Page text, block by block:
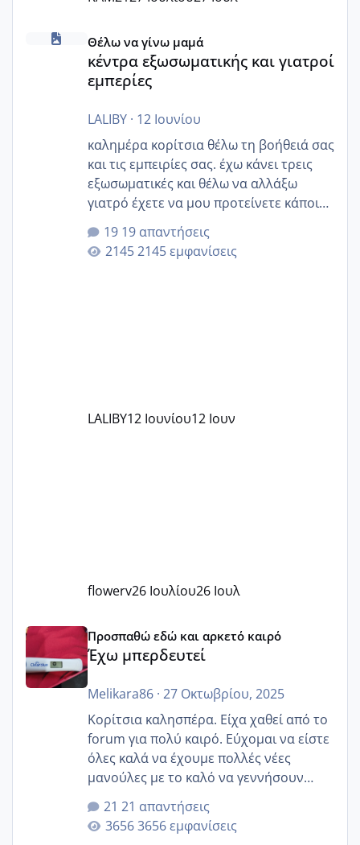
κέντρα εξωσωματικής και γιατροί εμπερίες
Θέλω να γίνω μαμά
κέντρα εξωσωματικής και γιατροί
εμπερίες
LALIBY· 12 Ιουνίου
καλημέρα κορίτσια θέλω τη βοήθειά σας
και τις εμπειρίες σας. έχω κάνει τρεις
εξωσωματικές και θέλω να αλλάξω
γιατρό έχετε να μου προτείνετε κάποιον
που μείνατε ευχαριστημένες και είχατε
επιιτυχία? έκανα στο υγεία με τον
ζερβομανωλάκη (δεν το εψαξε καθόλου
19 απαντήσεις
2145 εμφανίσεις
LALIBY12 Ιουνίου12 Ιουν
flowerv26 Ιουλίου26 Ιουλ
Έχω μπερδευτεί
Προσπαθώ εδώ και αρκετό καιρό
Έχω μπερδευτεί
Melikara86· 27 Οκτωβρίου, 2025
Κορίτσια καλησπέρα. Είχα χαθεί από το
forum για πολύ καιρό. Εύχομαι να είστε
όλες καλά να έχουμε πολλές νέες
μανούλες με το καλό να γεννήσουν
αυτές που ήδη περιμένουν. Να πάρουν
γερα μωράκια στην αγκαλίτσα τους
🙏🏼🙏🏼 Ας πάμε λοιπόν στο θέμα μου.
21 απαντήσεις
3656 εμφανίσεις